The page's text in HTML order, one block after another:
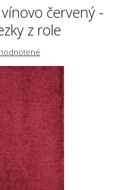
červený -
z role